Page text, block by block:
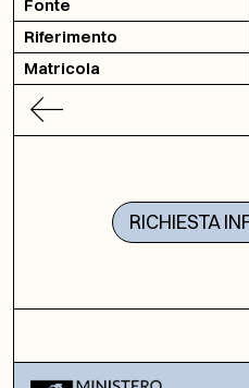
Fonte
Riferimento
Matricola
RICHIESTA